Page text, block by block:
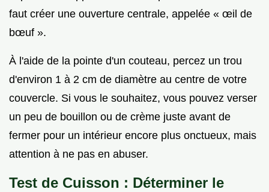
faut créer une ouverture centrale, appelée « œil de
bœuf ».
À l'aide de la pointe d'un couteau, percez un trou
d'environ 1 à 2 cm de diamètre au centre de votre
couvercle. Si vous le souhaitez, vous pouvez verser
un peu de bouillon ou de crème juste avant de
fermer pour un intérieur encore plus onctueux, mais
attention à ne pas en abuser.
Test de Cuisson : Déterminer le